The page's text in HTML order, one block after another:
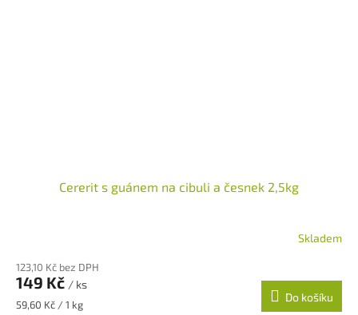
Cererit s guánem na cibuli a česnek 2,5kg
produktu
je
5,0
Skladem
123,10 Kč bez DPH
149 Kč / ks
Měrná
59,60 Kč / 1 kg
Do košíku